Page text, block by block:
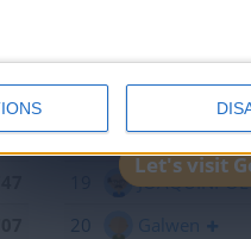
18
teresa
20
Galwen
Let's visit